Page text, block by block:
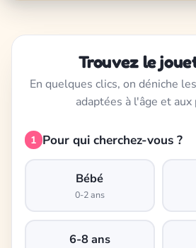
Trouvez le
En quelques clics, on déniche
adaptées à l'âge et aux
1 Pour qui cherchez-vous ?
Bébé
0-2 ans
6-8 ans